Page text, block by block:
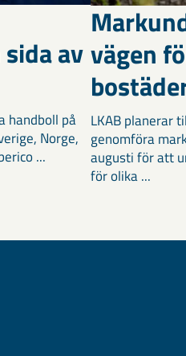
av
handboll på
Norge,
...
vägen
LKAB planerar
genomföra
augusti för att
för olika ...